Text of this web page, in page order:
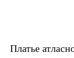
Платье